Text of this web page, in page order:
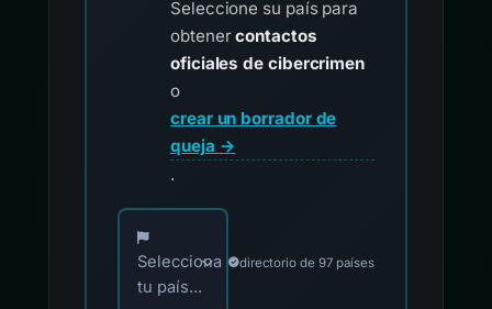
Seleccione su país para
obtenercontactos
oficiales de cibercrimen
o
crear un borrador de
queja →
.
Elija su país para los contactos oficiales de
Selecciona
tu país...
directorio de 97 países